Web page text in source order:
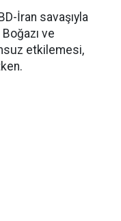
İran savaşıyla
ve
etkilemesi,